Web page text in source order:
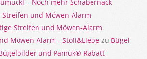
– Noch mehr Schabernack
Streifen und Möwen-Alarm
Streifen und Möwen-Alarm
Möwen-Alarm - Stoff&Liebe zu Bügel
und Pamuk® Rabatt